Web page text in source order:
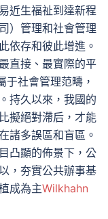
近生福祉到達新程
）管理和社會管理
依存和彼此增進。
直接、最實際的平
于社會管理范疇，
持久以來，我國的
擬絕對滯后，才能
諸多誤區和盲區。
凸顯的佈景下，公
，夯實公共辦事基
成為主Wilkhahn